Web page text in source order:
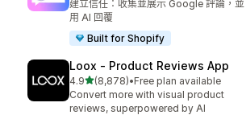
建立信任：收集並展示 Google 評論，並
用 AI 回覆
Built for Shopify
Loox ‑ Product Reviews App
4.9滿分 5 顆星
(8,878)
共有 8878 則評價
•Free plan available
Convert more with visual product
reviews, superpowered by AI